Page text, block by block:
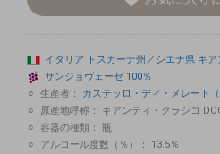
イタリア トスカーナ州／シエナ県 キア
サンジョヴェーゼ 100％
生産者：
カステッロ・ディ・メレート（
原産地呼称：
キアンティ・クラシコ
容器の種類：
瓶
アルコール度数（％）：
13.5％